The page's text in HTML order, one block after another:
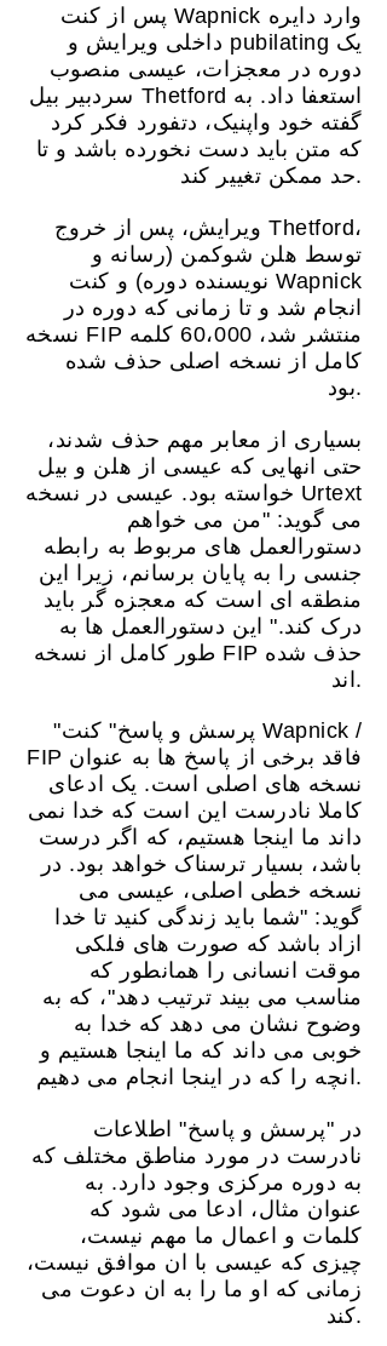
پس از کنت Wapnick وارد دایره
داخلی ویرایش و pubilating یک
دوره در معجزات، عیسی منصوب
سردبیر بیل Thetford استعفا داد. به
گفته خود واپنیک، دتفورد فکر کرد
که متن باید دست نخورده باشد و تا
حد ممکن تغییر کند.
ویرایش، پس از خروج Thetford،
توسط هلن شوکمن (رسانه و
نویسنده دوره) و کنت Wapnick
انجام شد و تا زمانی که دوره در
نسخه FIP منتشر شد، 60،000 کلمه
کامل از نسخه اصلی حذف شده
بود.
بسیاری از معابر مهم حذف شدند،
حتی انهایی که عیسی از هلن و بیل
خواسته بود. عیسی در نسخه Urtext
می گوید: "من می خواهم
دستورالعمل های مربوط به رابطه
جنسی را به پایان برسانم، زیرا این
منطقه ای است که معجزه گر باید
درک کند." این دستورالعمل ها به
طور کامل از نسخه FIP حذف شده
اند.
"پرسش و پاسخ" کنت Wapnick /
FIP فاقد برخی از پاسخ ها به عنوان
نسخه های اصلی است. یک ادعای
کاملا نادرست این است که خدا نمی
داند ما اینجا هستیم، که اگر درست
باشد، بسیار ترسناک خواهد بود. در
نسخه خطی اصلی، عیسی می
گوید: "شما باید زندگی کنید تا خدا
ازاد باشد که صورت های فلکی
موقت انسانی را همانطور که
مناسب می بیند ترتیب دهد"، که به
وضوح نشان می دهد که خدا به
خوبی می داند که ما اینجا هستیم و
انچه را که در اینجا انجام می دهیم.
در "پرسش و پاسخ" اطلاعات
نادرست در مورد مناطق مختلف که
به دوره مرکزی وجود دارد. به
عنوان مثال، ادعا می شود که
کلمات و اعمال ما مهم نیست،
چیزی که عیسی با ان موافق نیست،
زمانی که او ما را به ان دعوت می
کند.